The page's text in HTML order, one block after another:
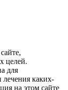
целей.
для
лечения каких-
на этом сайте